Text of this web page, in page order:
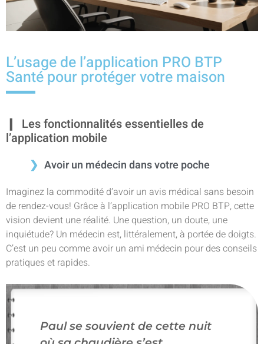
L’usage de l’application PRO BTP
Santé pour protéger votre maison
Les fonctionnalités essentielles de
l’application mobile
Avoir un médecin dans votre poche
Imaginez la commodité d’avoir un avis médical sans besoin
de rendez-vous! Grâce à l’application mobile PRO BTP, cette
vision devient une réalité. Une question, un doute, une
inquiétude? Un médecin est, littéralement, à portée de doigts.
C’est un peu comme avoir un ami médecin pour des conseils
pratiques et rapides.
Paul se souvient de cette nuit